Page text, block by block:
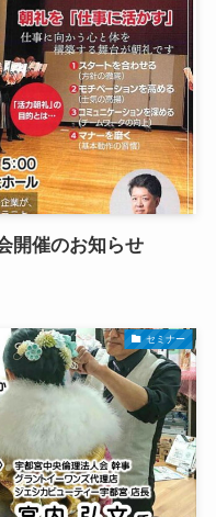
開催のお知らせ
セミナー